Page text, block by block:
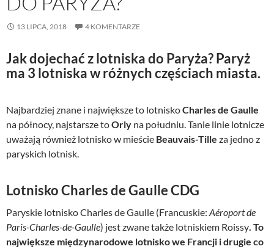
13 LIPCA, 2018 4 KOMENTARZE
Jak dojechać z lotniska do Paryża? Paryż
ma 3 lotniska w różnych częściach miasta.
Najbardziej znane i największe to lotniskoCharles de Gaulle
na północy, najstarsze toOrly na południu. Tanie linie lotnicze
uważają również lotnisko w mieście Beauvais-Tille za jedno z
paryskich lotnisk.
Lotnisko Charles de Gaulle CDG
Paryskie lotnisko Charles de Gaulle (Francuskie: Aéroport de
Paris-Charles-de-Gaulle) jest zwane także lotniskiem Roissy . To
największe międzynarodowe lotnisko we Francji i drugie co